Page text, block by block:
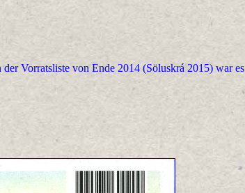
Vorratsliste von Ende 2014 (Söluskrá 2015) war es